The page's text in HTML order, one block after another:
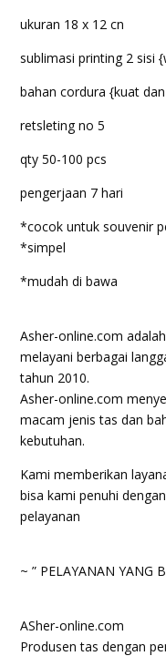
ukuran 18 x 12 cn
sublimasi printing 2 sisi
bahan cordura {kuat
retsleting no 5
qty 50-100 pcs
pengerjaan 7 hari
*cocok untuk souvenir
*simpel
*mudah di bawa
Asher-online.com
melayani berbagai
tahun 2010.
Asher-online.com
macam jenis tas dan
kebutuhan.
Kami memberikan
bisa kami penuhi
pelayanan
~ ” PELAYANAN YANG
ASher-online.com
Produsen tas dengan